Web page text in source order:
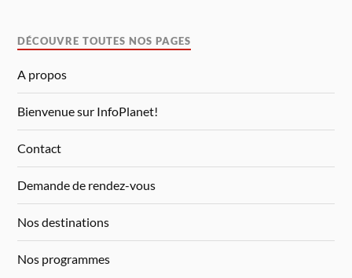
DÉCOUVRE TOUTES NOS PAGES
A propos
Bienvenue sur InfoPlanet!
Contact
Demande de rendez-vous
Nos destinations
Nos programmes